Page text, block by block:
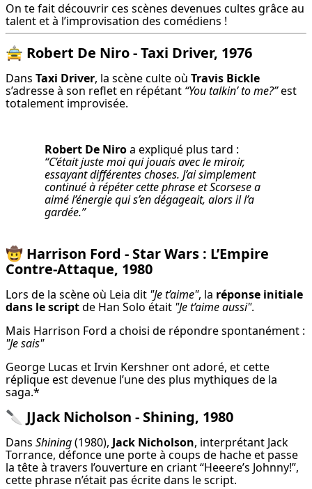
On te fait découvrir ces scènes devenues cultes grâce au
talent et à l’improvisation des comédiens !
🚖 Robert De Niro - Taxi Driver, 1976
Dans Taxi Driver, la scène culte où Travis Bickle
s’adresse à son reflet en répétant “You talkin’ to me?” est
totalement improvisée.
Robert De Niro
“C’était juste moi qui jouais avec le miroir,
essayant différentes choses. J’ai simplement
continué à répéter cette phrase et Scorsese a
aimé l’énergie qui s’en dégageait, alors il l’a
gardée.”
🤠 Harrison Ford - Star Wars : L’Empire
Contre-Attaque, 1980
Lors de la scène où Leia dit "Je t’aime", la réponse initiale
dans le script de Han Solo était "Je t’aime aussi".
"Je sais"
George Lucas et Irvin Kershner ont adoré, et cette
réplique est devenue l’une des plus mythiques de la
saga.*
🔪 JJack Nicholson - Shining, 1980
Dans Shining (1980), Jack Nicholson, interprétant Jack
Torrance, défonce une porte à coups de hache et passe
la tête à travers l’ouverture en criant “Heeere’s Johnny!”,
cette phrase n’était pas écrite dans le script.